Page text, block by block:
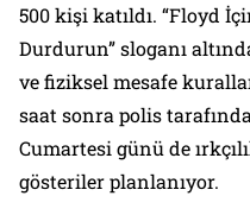
500 kişi katıldı. “Floyd
Durdurun” sloganı
ve fiziksel mesafe
saat sonra polis
Cumartesi günü de
gösteriler planlanıyor.